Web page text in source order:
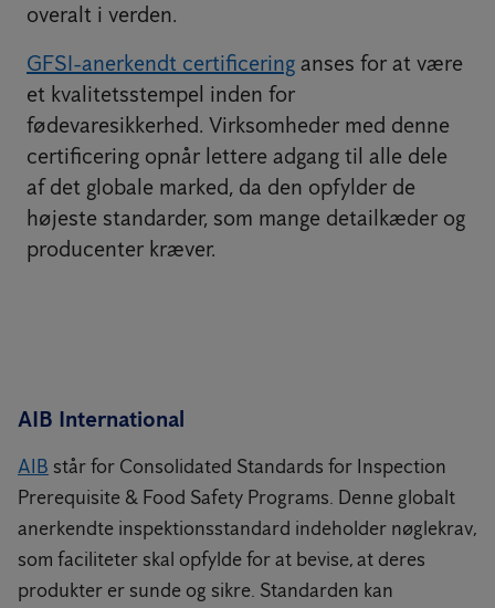
overalt i verden.
GFSI-anerkendt certificering anses for at være
et kvalitetsstempel inden for
fødevaresikkerhed. Virksomheder med denne
certificering opnår lettere adgang til alle dele
af det globale marked, da den opfylder de
højeste standarder, som mange detailkæder og
producenter kræver.
AIB International
AIB står for Consolidated Standards for Inspection
Prerequisite & Food Safety Programs. Denne globalt
anerkendte inspektionsstandard indeholder nøglekrav,
som faciliteter skal opfylde for at bevise, at deres
produkter er sunde og sikre. Standarden kan